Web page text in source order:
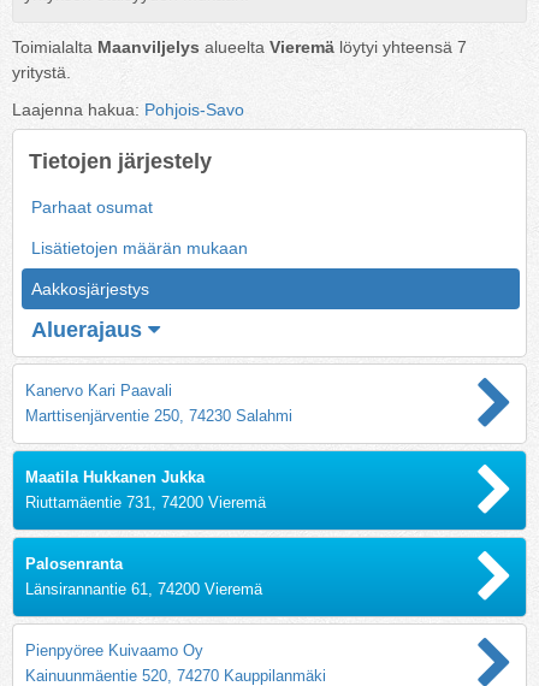
Toimialalta Maanviljelys alueelta Vieremä löytyi yhteensä 7
yritystä.
Laajenna hakua: Pohjois-Savo
Tietojen järjestely
Parhaat osumat
Lisätietojen määrän mukaan
Aakkosjärjestys
Aluerajaus
Kanervo Kari Paavali
Marttisenjärventie 250, 74230 Salahmi
Maatila Hukkanen Jukka
Riuttamäentie 731, 74200 Vieremä
Palosenranta
Länsirannantie 61, 74200 Vieremä
Pienpyöree Kuivaamo Oy
Kainuunmäentie 520, 74270 Kauppilanmäki